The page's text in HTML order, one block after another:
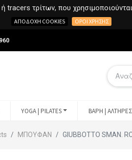
τρίτων, που
ΑΠΟΔΟΧΉ COOKIES ΌΡΟΙ ΧΡΉΣΗΣ
YOGA | PILATES ΒΑΡΗ | ΑΛΤΗΡΕΣ
ΜΠΟΥΦΑΝ GIUBBOTTO SMAN.